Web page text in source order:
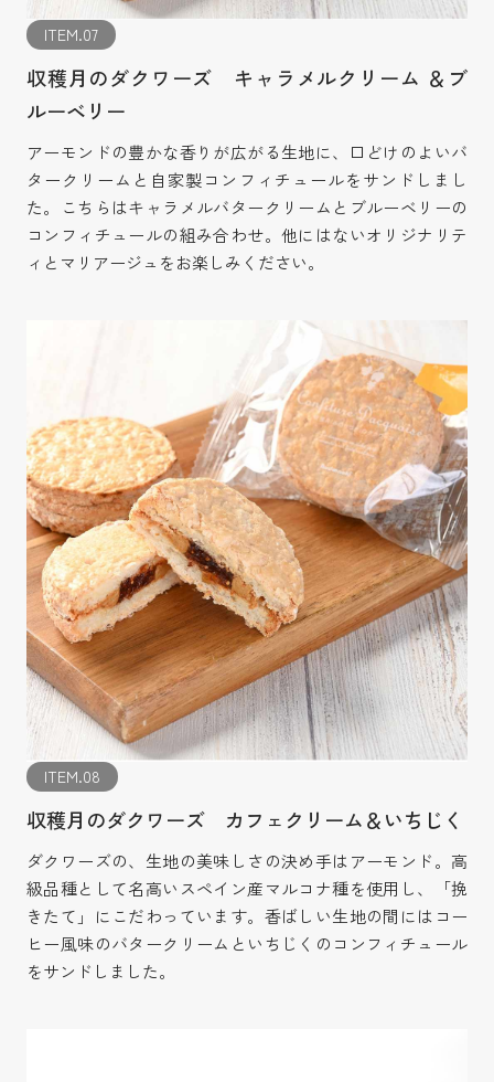
ITEM.07
収穫月のダクワーズ キャラメルクリーム ＆ブ
ルーベリー
アーモンドの豊かな香りが広がる生地に、口どけのよいバ
タークリームと自家製コンフィチュールをサンドしまし
た。こちらはキャラメルバタークリームとブルーベリーの
コンフィチュールの組み合わせ。他にはないオリジナリテ
ィとマリアージュをお楽しみください。
ITEM.08
収穫月のダクワーズ カフェクリーム＆いちじく
ダクワーズの、生地の美味しさの決め手はアーモンド。高
級品種として名高いスペイン産マルコナ種を使用し、「挽
きたて」にこだわっています。香ばしい生地の間にはコー
ヒー風味のバタークリームといちじくのコンフィチュール
をサンドしました。